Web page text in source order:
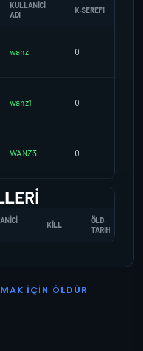
KULLANICI
ADI
K.SEREFI
wanz 0
wanz1 0
WANZ3 0
KILL
ÖLD.
TARIH
MAK İ ÇI N Ö L D Ü R